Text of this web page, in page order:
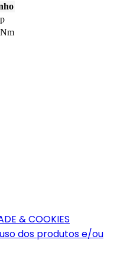
& COOKIES
dos produtos e/ou